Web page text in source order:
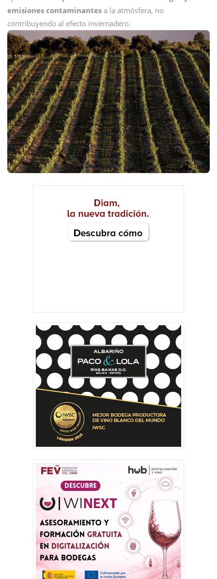
emisiones contaminantes a la atmósfera, no
contribuyendo al efecto invernadero.